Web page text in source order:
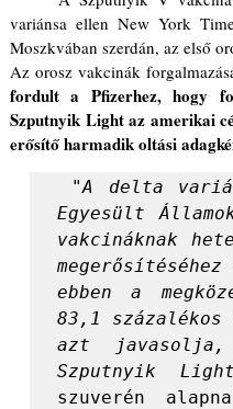
variánsa ellen New York
Moszkvában szerdán, az első
Az orosz vakcinák
fordult a Pfizerhez, hogy
Szputnyik Light az amerikai
erősítő harmadik oltási
"A delta
Egyesült
vakcináknak
ebben a
83,1
azt
Szputnyik
szuverén